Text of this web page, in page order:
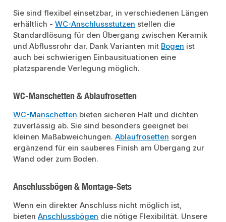
Sie sind flexibel einsetzbar, in verschiedenen Längen
erhältlich -WC-Anschlussstutzen stellen die
Standardlösung für den Übergang zwischen Keramik
und Abflussrohr dar. Dank Varianten mit Bogen ist
auch bei schwierigen Einbausituationen eine
platzsparende Verlegung möglich.
WC-Manschetten & Ablaufrosetten
WC-Manschetten bieten sicheren Halt und dichten
zuverlässig ab. Sie sind besonders geeignet bei
kleinen Maßabweichungen.Ablaufrosetten sorgen
ergänzend für ein sauberes Finish am Übergang zur
Wand oder zum Boden.
Anschlussbögen & Montage-Sets
Wenn ein direkter Anschluss nicht möglich ist,
bietenAnschlussbögen die nötige Flexibilität. Unsere